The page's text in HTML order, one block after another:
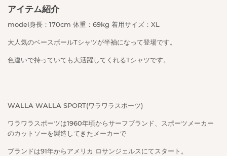
アイテム紹介
model身長：170cm 体重：69kg 着用サイズ：XL
大人気のベースボールTシャツが半袖になって登場です。
色違いで持っていても大活躍してくれるTシャツです。
WALLA WALLA SPORT(ワラワラスポーツ)
ワラワラスポーツは1960年頃からサーフブランド、スポーツメーカー
のカットソーを製造してきたメーカーで
ブランドは91年からアメリカ ロサンジェルスにてスタート。